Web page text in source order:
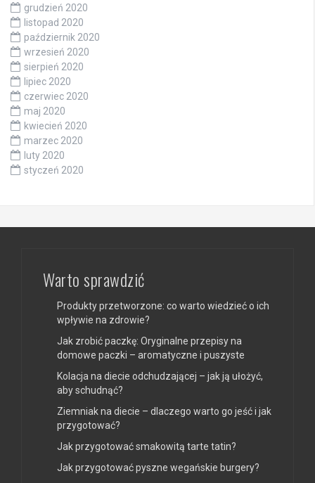
grudzień 2020
listopad 2020
październik 2020
wrzesień 2020
sierpień 2020
lipiec 2020
czerwiec 2020
maj 2020
kwiecień 2020
marzec 2020
luty 2020
styczeń 2020
Warto sprawdzić
Produkty przetworzone: co warto wiedzieć o ich
wpływie na zdrowie?
Jak zrobić paczkę: Oryginalne przepisy na
domowe paczki – aromatyczne i puszyste
Kolacja na diecie odchudzającej – jak ją ułożyć,
aby schudnąć?
Ziemniak na diecie – dlaczego warto go jeść i jak
przygotować?
Jak przygotować smakowitą tarte tatin?
Jak przygotować pyszne wegańskie burgery?